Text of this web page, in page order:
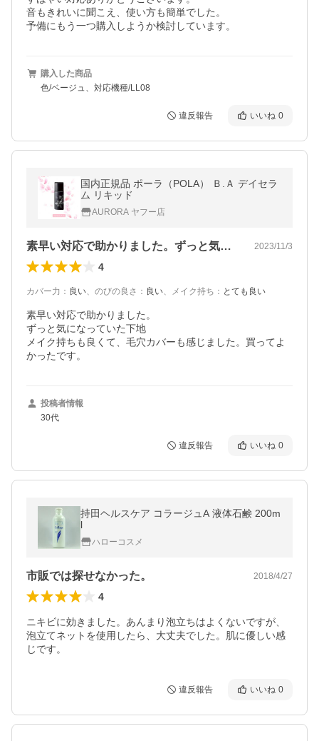
音もきれいに聞こえ、使い方も簡単でした。
予備にもう一つ購入しようか検討しています。
購入した商品
色/ベージュ、対応機種/LL08
違反報告 いいね 0
国内正規品 ポーラ（POLA） Ｂ.Ａ デイセラ
ム リキッド
AURORA ヤフー店
素早い対応で助かりました。ずっと気にな… 2023/11/3
4
カバー力 ： 良い、 のびの良さ ： 良い、 メイク持ち ： とても良い
素早い対応で助かりました。
ずっと気になっていた下地
メイク持ちも良くて、毛穴カバーも感じました。買ってよ
かったです。
投稿者情報
30代
違反報告 いいね 0
持田ヘルスケア コラージュA 液体石鹸 200m
l
ハローコスメ
市販では探せなかった。 2018/4/27
4
ニキビに効きました。あんまり泡立ちはよくないですが、
泡立てネットを使用したら、大丈夫でした。肌に優しい感
じです。
違反報告 いいね 0